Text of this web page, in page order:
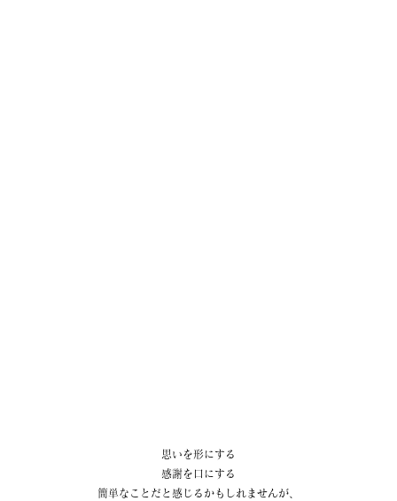
思いを形にする
感謝を口にする
簡単なことだと感じるかもしれませんが、